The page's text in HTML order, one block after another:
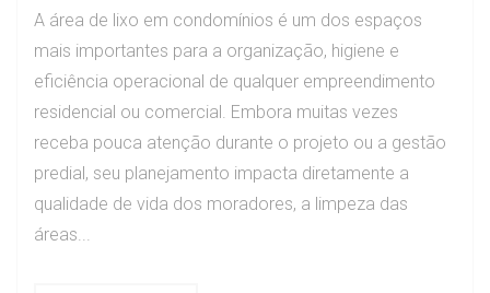
A área de lixo em condomínios é um dos espaços
mais importantes para a organização, higiene e
eficiência operacional de qualquer empreendimento
residencial ou comercial. Embora muitas vezes
receba pouca atenção durante o projeto ou a gestão
predial, seu planejamento impacta diretamente a
qualidade de vida dos moradores, a limpeza das
áreas...